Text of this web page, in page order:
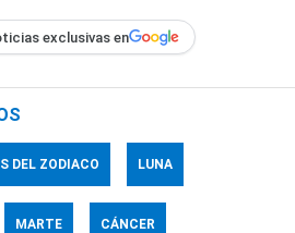
exclusivas en
DEL ZODIACO LUNA
MARTE CÁNCER